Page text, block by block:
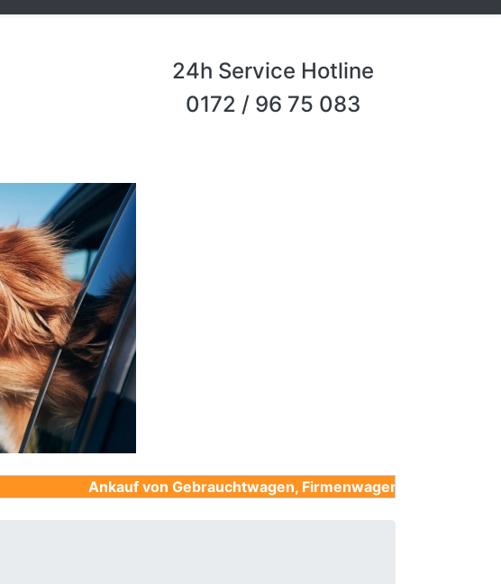
24h Service Hotline
0172 / 96 75 083
Ankauf von Gebrauchtwagen, Firmenwagen, Unfallwagen,